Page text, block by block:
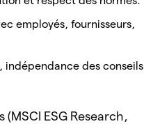
employés, fournisseurs,
des conseils
ESG Research,